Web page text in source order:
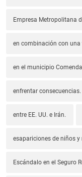
Empresa Metropolitana
en combinación con una
en el municipio
enfrentar consecuencias.
entre EE. UU. e Irán.
esapariciones de niños y
Escándalo en el Seguro